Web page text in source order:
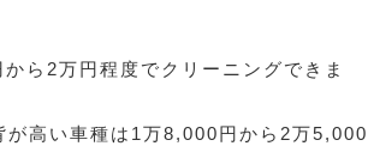
ら2万円程度でクリーニングできま
高い車種は1万8,000円から2万5,000